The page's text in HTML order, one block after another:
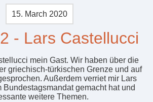
15. March 2020
- Lars Castellucci
mein Gast. Wir haben über die
griechisch-türkischen Grenze und auf
Außerdem verriet mir Lars
Bundestagsmandat gemacht hat und
weitere Themen.